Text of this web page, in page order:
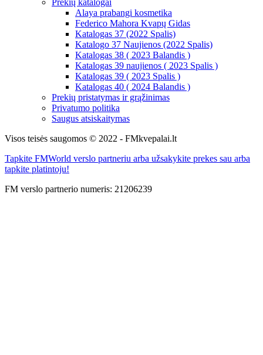
Alaya prabangi kosmetika
Federico Mahora Kvapų Gidas
Katalogas 37 (2022 Spalis)
Katalogo 37 Naujienos (2022 Spalis)
Katalogas 38 ( 2023 Balandis )
Katalogas 39 naujienos ( 2023 Spalis )
Katalogas 39 ( 2023 Spalis )
Katalogas 40 ( 2024 Balandis )
Prekių pristatymas ir grąžinimas
Privatumo politika
Saugus atsiskaitymas
Visos teisės saugomos © 2022 - FMkvepalai.lt
Tapkite FMWorld verslo partneriu arba užsakykite prekes sau arba
tapkite platintoju!
FM verslo partnerio numeris: 21206239